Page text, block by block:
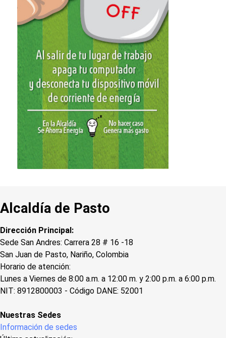
Alcaldía de Pasto
Dirección Principal:
Sede San Andres: Carrera 28 # 16 -18
San Juan de Pasto, Nariño, Colombia
Horario de atención:
Lunes a Viernes de 8:00 a.m. a 12:00 m. y 2:00 p.m. a 6:00 p.m.
NIT: 8912800003 - Código DANE: 52001
Nuestras Sedes
Información de sedes